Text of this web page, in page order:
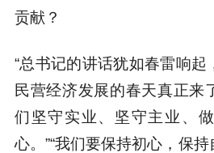
贡献？
“总书记的讲话犹如春雷响起
民营经济发展的春天真正来
们坚守实业、坚守主业、
心。”“我们要保持初心，保